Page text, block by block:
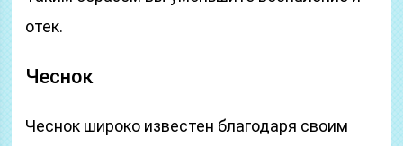
отек.
Чеснок
Чеснок широко известен благодаря своим